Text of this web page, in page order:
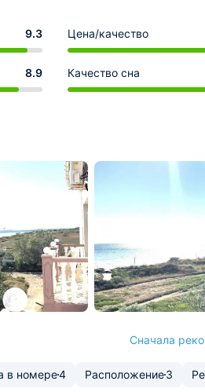
9.3 Цена/качество
8.9 Качество сна
Сначала
в номере4 Расположение3